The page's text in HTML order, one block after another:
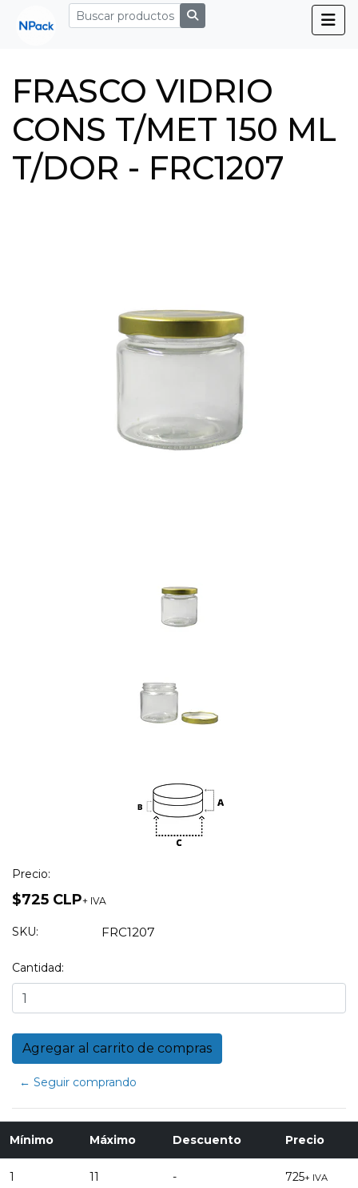
FRASCO VIDRIO
CONS T/MET 150 ML
T/DOR - FRC1207
Precio:
$725 CLP+ IVA
SKU: FRC1207
Cantidad:
← Seguir comprando
Mínimo Máximo Descuento Precio
1 11 - 725+ IVA